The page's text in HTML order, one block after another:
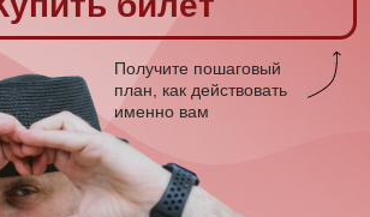
+ 4,5 млн подписчиков в
соцсетях
+ 400 млн просмотров на
YouTube
+ 1000 консультаций
+ 32 года женат
сатья в вашем